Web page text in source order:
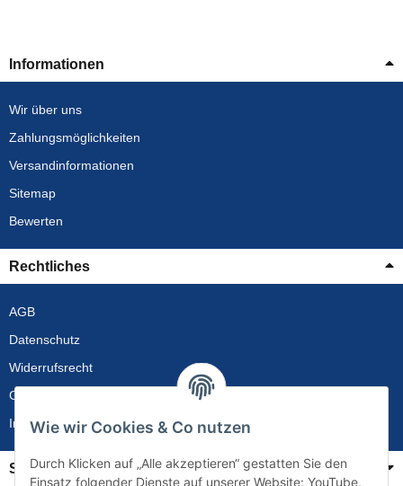
Informationen
Wir über uns
Zahlungsmöglichkeiten
Versandinformationen
Sitemap
Bewerten
Rechtliches
AGB
Datenschutz
Widerrufsrecht
Gewährleistung
Impressum
Service
Wie wir Cookies & Co nutzen
Durch Klicken auf „Alle akzeptieren“ gestatten Sie den
Einsatz folgender Dienste auf unserer Website: YouTube,